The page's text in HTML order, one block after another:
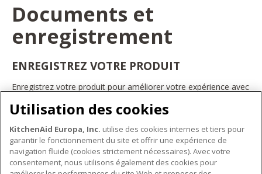
Documents et
enregistrement
ENREGISTREZ VOTRE PRODUIT
Enregistrez votre produit pour améliorer votre expérience avec
bénéficier d'offres et de promotions exclusives, recevoir des
conseils et des astuces, et bien plus encore.
INSCRIVEZ-VOUS DÈS À PRÉSENT
Utilisation des cookies
KitchenAid Europa, Inc. utilise des cookies internes et tiers pour
garantir le fonctionnement du site et offrir une expérience de
navigation fluide (cookies strictement nécessaires). Avec votre
consentement, nous utilisons également des cookies pour